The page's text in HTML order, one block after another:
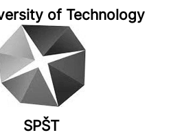
of Technology
SPŠT